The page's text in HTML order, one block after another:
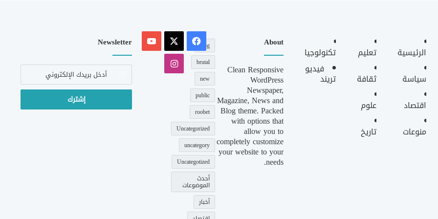
الرئيسية
سياسة
اقتصاد
منوعات
تعليم
ثقافة
علوم
تاريخ
تكنولوجيا
فيديو
تريند
About
Clean Responsive
WordPress
Newspaper,
Magazine, News and
Blog theme. Packed
with options that
allow you to
completely customize
your website to your
needs.
blog
brutal
new
public
roobet
Uncategorized
uncategory
Uncategotized
أحدث
الموضوعات
أخبار
فيسبوك
‫X
‫YouTube
انستقرام
Newsletter
أدخل
الإلكتروني